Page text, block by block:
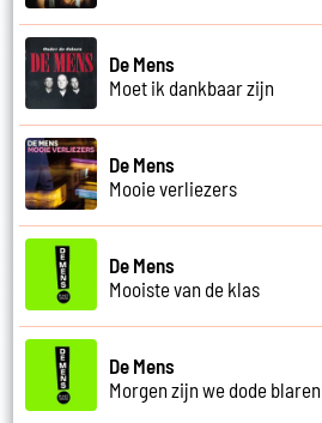
De Mens
Moet ik dankbaar zijn
De Mens
Mooie verliezers
De Mens
Mooiste van de klas
De Mens
Morgen zijn we dode blaren